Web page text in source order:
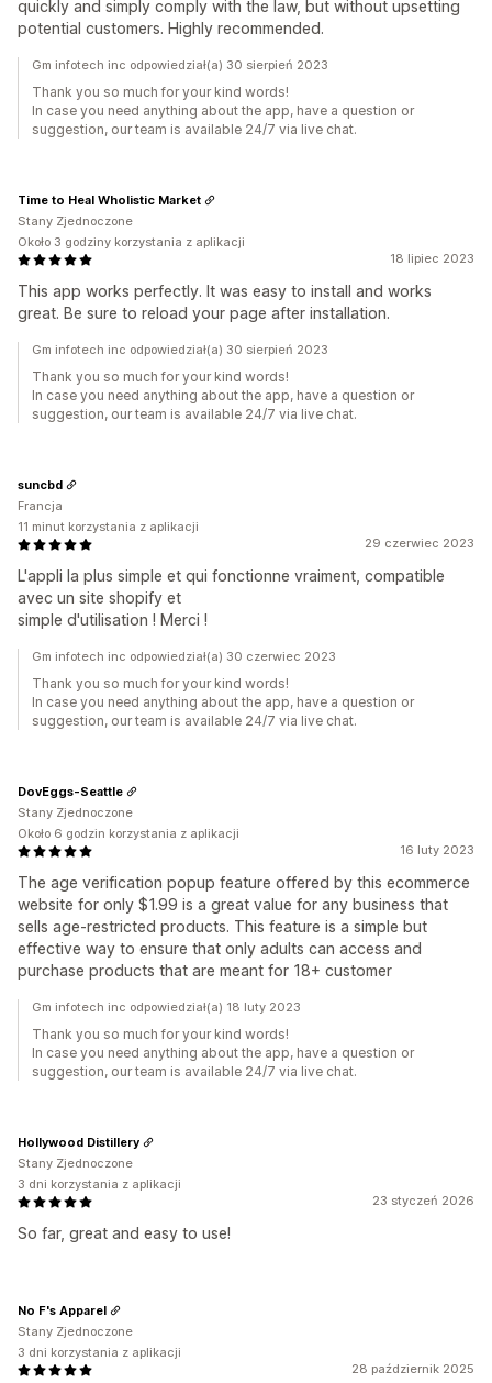
quickly and simply comply with the law, but without upsetting
potential customers. Highly recommended.
Gm infotech inc odpowiedział(a) 30 sierpień 2023
Thank you so much for your kind words!
In case you need anything about the app, have a question or
suggestion, our team is available 24/7 via live chat.
18 lipiec 2023
This app works perfectly. It was easy to install and works
great. Be sure to reload your page after installation.
Time to Heal Wholistic Market
Stany Zjednoczone
Około 3 godziny korzystania z aplikacji
Gm infotech inc odpowiedział(a) 30 sierpień 2023
Thank you so much for your kind words!
In case you need anything about the app, have a question or
suggestion, our team is available 24/7 via live chat.
29 czerwiec 2023
L'appli la plus simple et qui fonctionne vraiment, compatible
avec un site shopify et
simple d'utilisation ! Merci !
suncbd
Francja
11 minut korzystania z aplikacji
Gm infotech inc odpowiedział(a) 30 czerwiec 2023
Thank you so much for your kind words!
In case you need anything about the app, have a question or
suggestion, our team is available 24/7 via live chat.
16 luty 2023
The age verification popup feature offered by this ecommerce
website for only $1.99 is a great value for any business that
sells age-restricted products. This feature is a simple but
effective way to ensure that only adults can access and
purchase products that are meant for 18+ customer
DovEggs-Seattle
Stany Zjednoczone
Około 6 godzin korzystania z aplikacji
Gm infotech inc odpowiedział(a) 18 luty 2023
Thank you so much for your kind words!
In case you need anything about the app, have a question or
suggestion, our team is available 24/7 via live chat.
23 styczeń 2026
So far, great and easy to use!
Hollywood Distillery
Stany Zjednoczone
3 dni korzystania z aplikacji
28 październik 2025
No F's Apparel
Stany Zjednoczone
3 dni korzystania z aplikacji